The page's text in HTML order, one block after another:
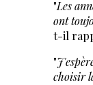
"Les
ont
t-il
"
choisir